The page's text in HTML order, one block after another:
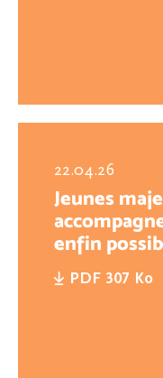
22.04.26
Jeunes
enfin
PDF 307 Ko